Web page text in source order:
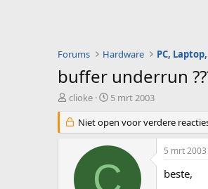
Forums Hardware PC,
buffer underrun
O
d
e
clioke
S
a
r
t
a
5 mrt 2003
Niet open voor verdere
C
5 mrt 2003
beste,